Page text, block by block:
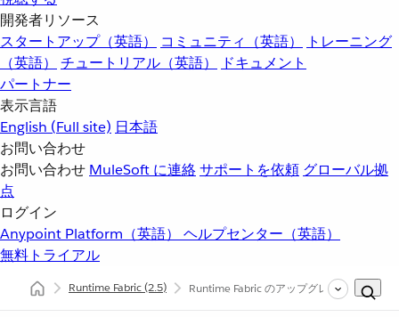
開発者リソース
スタートアップ（英語）
コミュニティ（英語）
トレーニング
（英語）
チュートリアル（英語）
ドキュメント
パートナー
表示言語
English (Full site) 日本語
お問い合わせ
お問い合わせ MuleSoft に連絡サポートを依頼 グローバル拠
点
ログイン
Anypoint Platform（英語） ヘルプセンター（英語）
無料トライアル
Runtime Fabric(2.5) Runtime Fabric のアップグレード